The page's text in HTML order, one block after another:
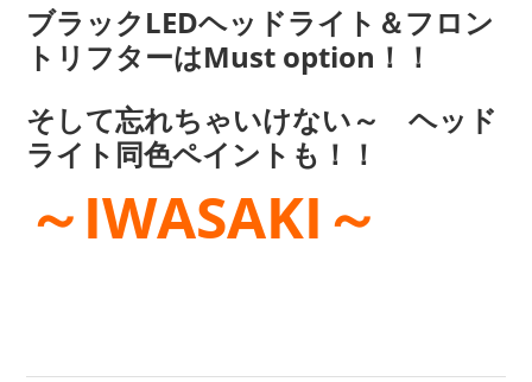
ブラックLEDヘッドライト＆フロン
トリフターはMust option！！
そして忘れちゃいけない～ ヘッド
ライト同色ペイントも！！
～IWASAKI～